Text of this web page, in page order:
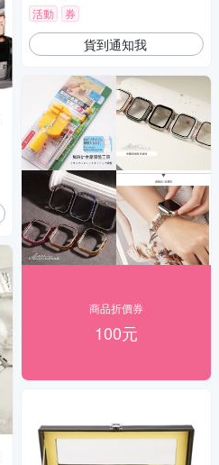
活動 券
貨到通知我
商品折價券
100元